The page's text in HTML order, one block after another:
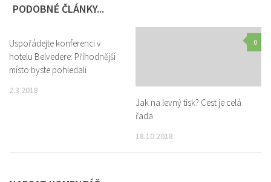
PODOBNÉ ČLÁNKY...
Uspořádejte konferenci v
hotelu Belvedere: Příhodnější
místo byste pohledali
2.3.2018
0
Jak na levný tisk? Cest je celá
řada
18.10.2018